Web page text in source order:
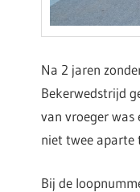
Na 2 jaren
Bekerwedstrijd
van vroeger was
niet twee aparte
Bij de